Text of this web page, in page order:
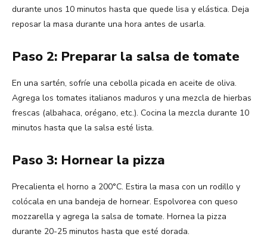
durante unos 10 minutos hasta que quede lisa y elástica. Deja
reposar la masa durante una hora antes de usarla.
Paso 2: Preparar la salsa de tomate
En una sartén, sofríe una cebolla picada en aceite de oliva.
Agrega los tomates italianos maduros y una mezcla de hierbas
frescas (albahaca, orégano, etc.). Cocina la mezcla durante 10
minutos hasta que la salsa esté lista.
Paso 3: Hornear la pizza
Precalienta el horno a 200°C. Estira la masa con un rodillo y
colócala en una bandeja de hornear. Espolvorea con queso
mozzarella y agrega la salsa de tomate. Hornea la pizza
durante 20-25 minutos hasta que esté dorada.